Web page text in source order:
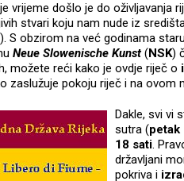
vrijeme došlo je do oživljavanja
stvari koju nam nude iz
). S obzirom na već godinama
Neue Slowenische Kunst(NSK)
možete reći kako je ovdje riječ o
zaslužuje pokoju riječ i na ovom
Dakle, svi vi
sutra (petak
18 sati.
državljani
pokriva i